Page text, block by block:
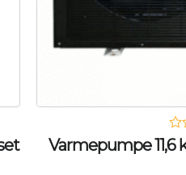
Varmepumpe 11,6